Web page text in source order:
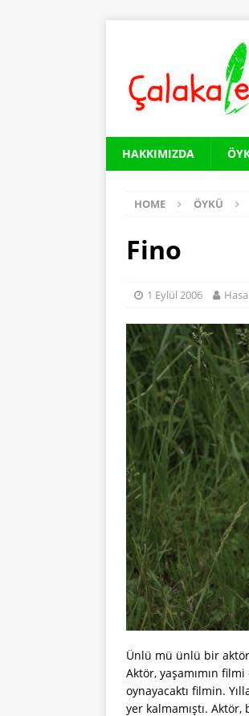
HAKKIMIZDA
HOME ÖYKÜ
Fino
1 Eylül 2006
Ünlü mü ünlü bir
Aktör, yaşamımın
oynayacaktı filmin.
yer kalmamıştı.